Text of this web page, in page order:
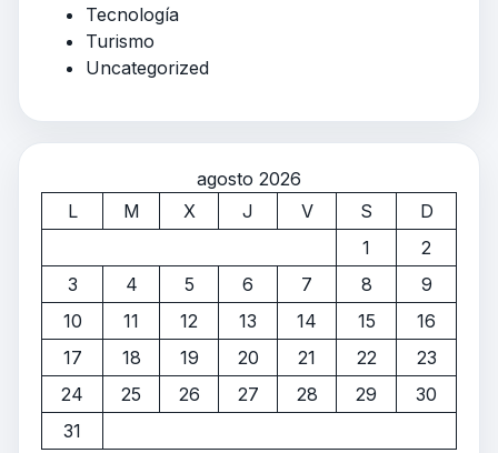
Tecnología
Turismo
Uncategorized
agosto 2026
L
M X J V S
D
1
2
3
4 5 6 7 8
9
10
11 12 13 14 15
16
17
18 19 20 21 22
23
24
25 26 27 28 29
30
31